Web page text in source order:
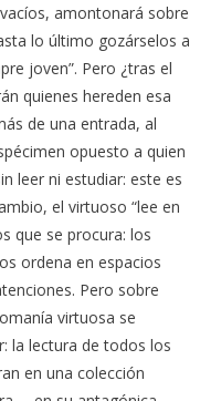
amontonará sobre
lo último gozárselos a
joven”. Pero ¿tras el
quienes hereden esa
de una entrada, al
opuesto a quien
leer ni estudiar: este es
el virtuoso “lee en
que se procura: los
ordena en espacios
Pero sobre
virtuosa se
la lectura de todos los
en una colección